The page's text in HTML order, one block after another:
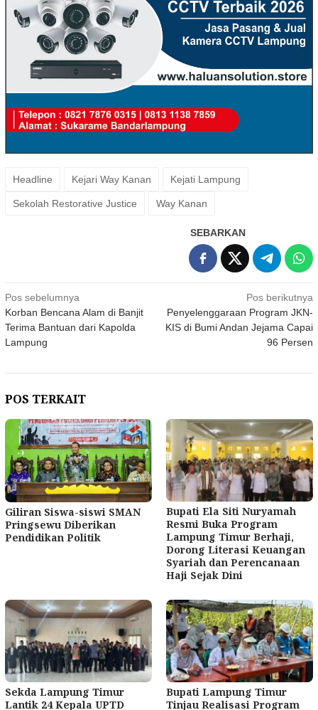
Headline Kejari Way Kanan Kejati Lampung
Sekolah Restorative Justice Way Kanan
SEBARKAN
Navigasi
pos
Pos sebelumnya
Korban Bencana Alam di Banjit
Terima Bantuan dari Kapolda
Lampung
Pos berikutnya
Penyelenggaraan Program JKN-
KIS di Bumi Andan Jejama Capai
96 Persen
POS TERKAIT
Giliran Siswa-siswi SMAN
Pringsewu Diberikan
Pendidikan Politik
Bupati Ela Siti Nuryamah
Resmi Buka Program
Lampung Timur Berhaji,
Dorong Literasi Keuangan
Syariah dan Perencanaan
Haji Sejak Dini
Sekda Lampung Timur
Lantik 24 Kepala UPTD
Bupati Lampung Timur
Tinjau Realisasi Program